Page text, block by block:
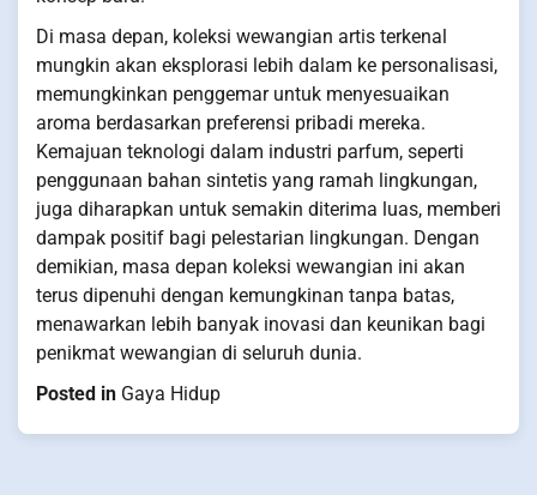
Di masa depan, koleksi wewangian artis terkenal
mungkin akan eksplorasi lebih dalam ke personalisasi,
memungkinkan penggemar untuk menyesuaikan
aroma berdasarkan preferensi pribadi mereka.
Kemajuan teknologi dalam industri parfum, seperti
penggunaan bahan sintetis yang ramah lingkungan,
juga diharapkan untuk semakin diterima luas, memberi
dampak positif bagi pelestarian lingkungan. Dengan
demikian, masa depan koleksi wewangian ini akan
terus dipenuhi dengan kemungkinan tanpa batas,
menawarkan lebih banyak inovasi dan keunikan bagi
penikmat wewangian di seluruh dunia.
Posted in Gaya Hidup